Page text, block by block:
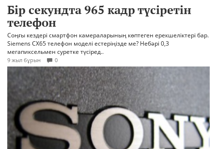
Бір секундта 965 кадр түсіретін
телефон
Соңғы кездері смартфон камераларының көптеген ерекшеліктері бар.
Siemens CX65 телефон моделі естеріңізде ме? Небәрі 0,3
мегапиксельмен суретке түсіред..
9 жыл бұрын 0